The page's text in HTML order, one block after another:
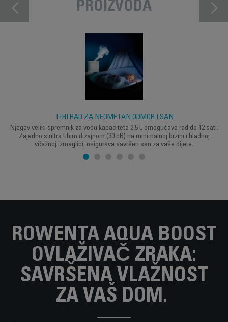
PROIZVODA
TIHI RAD ZA NEOMETAN ODMOR I SAN
Njegov veliki spremnik za vodu kapaciteta 2,5 L omogućava rad do 12 sati.
Zajedno s ultra tihim dizajnom (30 dB) na minimalnoj brzini i hladnoj
včažnoj izmaglici, osigurava savršen san za vaše dijete.
ROWENTA AQUA BOOST
OVLAŽIVAČ ZRAKA:
SAVRŠENA VLAŽNOST
ZA VAŠ DOM.